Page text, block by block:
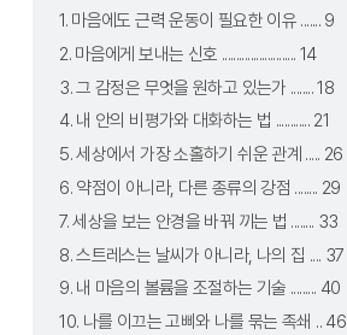
1. 마음에도 근력 운동이 필요한 이유 ....... 9
2. 마음에게 보내는 신호 .......................... 14
3. 그 감정은 무엇을 원하고 있는가 ........ 18
4. 내 안의 비평가와 대화하는 법 ............ 21
5. 세상에서 가장 소홀하기 쉬운 관계 ..... 26
6. 약점이 아니라, 다른 종류의 강점 ........ 29
7. 세상을 보는 안경을 바꿔 끼는 법 ........ 33
8. 스트레스는 날씨가 아니라, 나의 집 .... 37
9. 내 마음의 볼륨을 조절하는 기술 ......... 40
10. 나를 이끄는 고삐와 나를 묶는 족쇄 .. 46